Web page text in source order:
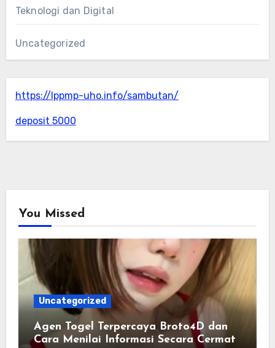
Teknologi dan Digital
Uncategorized
https://lppmp-uho.info/sambutan/
deposit 5000
You Missed
Uncategorized
Agen Togel Terpercaya Broto4D dan
Cara Menilai Informasi Secara Cermat